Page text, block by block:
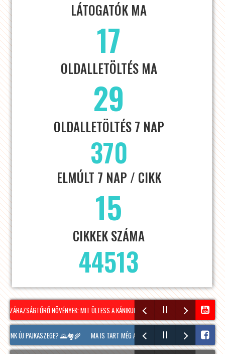
LÁTOGATÓK MA
17
OLDALLETÖLTÉS MA
29
OLDALLETÖLTÉS 7 NAP
370
ELMÚLT 7 NAP / CIKK
15
CIKKEK SZÁMA
44513
NÖVÉNYEK: MIT ÜLTESS A KÁNIKULÁRA KÉSZÜLVE? NÉPSZERŰ A
ÚJ PAJKASZEGE? 🌄🏘️🌾 MA IS TART MÉG A SOPRONI BORÜNNEP, 20 ÓRAKOR